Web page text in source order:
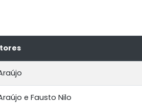
e Fausto Nilo